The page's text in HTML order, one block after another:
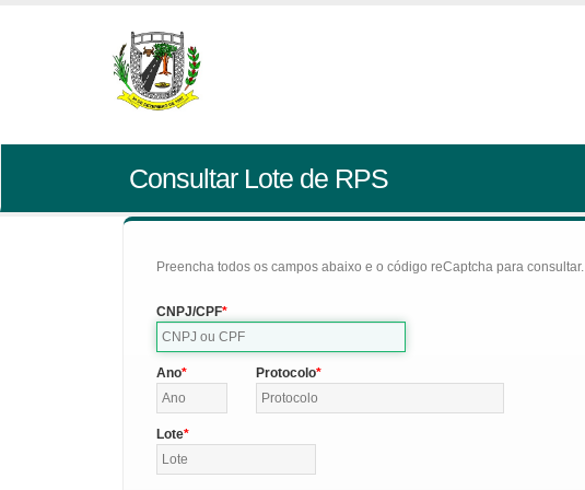
Consultar Lote de RPS
Preencha todos os campos abaixo e o código reCaptcha para consultar.
CNPJ/CPF
Ano Protocolo
Lote